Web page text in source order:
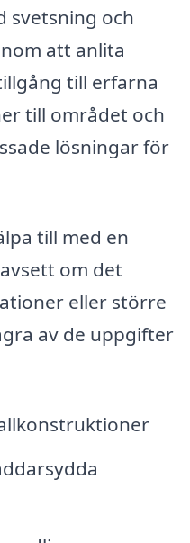
svetsning och
att anlita
till erfarna
till området och
lösningar för
till med en
om det
eller större
av de uppgifter